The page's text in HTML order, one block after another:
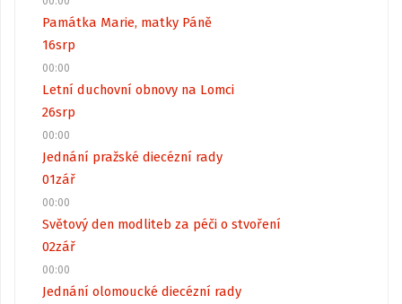
Památka Marie, matky Páně
16srp
00:00
Letní duchovní obnovy na Lomci
26srp
00:00
Jednání pražské diecézní rady
01zář
00:00
Světový den modliteb za péči o stvoření
02zář
00:00
Jednání olomoucké diecézní rady